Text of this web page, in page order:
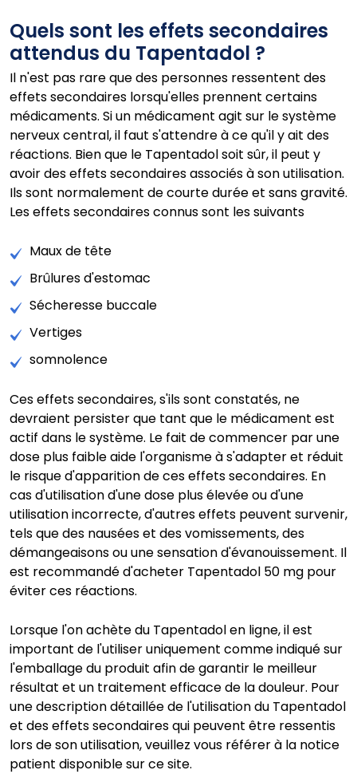
Quels sont les effets secondaires
attendus du Tapentadol ?
Il n'est pas rare que des personnes ressentent des
effets secondaires lorsqu'elles prennent certains
médicaments. Si un médicament agit sur le système
nerveux central, il faut s'attendre à ce qu'il y ait des
réactions. Bien que le Tapentadol soit sûr, il peut y
avoir des effets secondaires associés à son utilisation.
Ils sont normalement de courte durée et sans gravité.
Les effets secondaires connus sont les suivants
Maux de tête
Brûlures d'estomac
Sécheresse buccale
Vertiges
somnolence
Ces effets secondaires, s'ils sont constatés, ne
devraient persister que tant que le médicament est
actif dans le système. Le fait de commencer par une
dose plus faible aide l'organisme à s'adapter et réduit
le risque d'apparition de ces effets secondaires. En
cas d'utilisation d'une dose plus élevée ou d'une
utilisation incorrecte, d'autres effets peuvent survenir,
tels que des nausées et des vomissements, des
démangeaisons ou une sensation d'évanouissement. Il
est recommandé d'acheter Tapentadol 50 mg pour
éviter ces réactions.
Lorsque l'on achète du Tapentadol en ligne, il est
important de l'utiliser uniquement comme indiqué sur
l'emballage du produit afin de garantir le meilleur
résultat et un traitement efficace de la douleur. Pour
une description détaillée de l'utilisation du Tapentadol
et des effets secondaires qui peuvent être ressentis
lors de son utilisation, veuillez vous référer à la notice
patient disponible sur ce site.